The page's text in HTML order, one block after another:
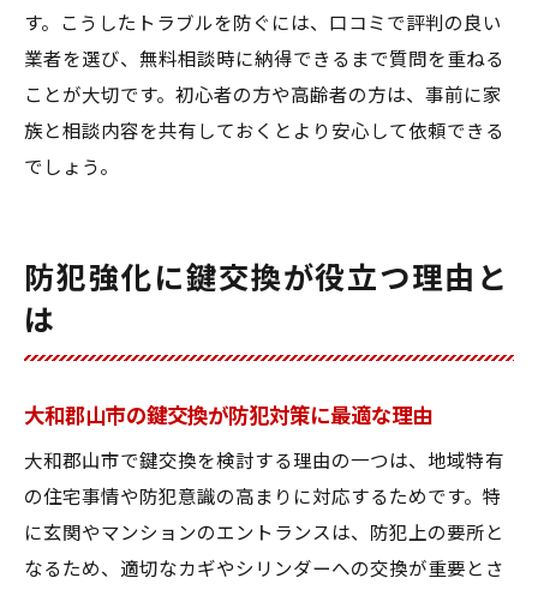
す。こうしたトラブルを防ぐには、口コミで評判の良い
業者を選び、無料相談時に納得できるまで質問を重ねる
ことが大切です。初心者の方や高齢者の方は、事前に家
族と相談内容を共有しておくとより安心して依頼できる
でしょう。
防犯強化に鍵交換が役立つ理由と
は
大和郡山市の鍵交換が防犯対策に最適な理由
大和郡山市で鍵交換を検討する理由の一つは、地域特有
の住宅事情や防犯意識の高まりに対応するためです。特
に玄関やマンションのエントランスは、防犯上の要所と
なるため、適切なカギやシリンダーへの交換が重要とさ